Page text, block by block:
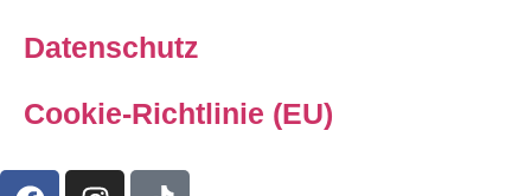
Datenschutz
Cookie-Richtlinie (EU)